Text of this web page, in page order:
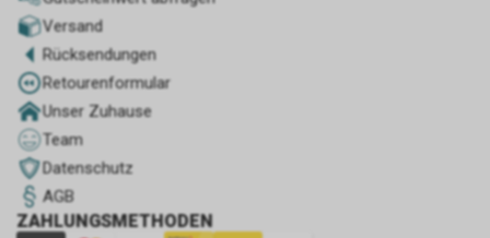
Versand
Rücksendungen
Retourenformular
Unser Zuhause
Team
Datenschutz
AGB
ZAHLUNGSMETHODEN